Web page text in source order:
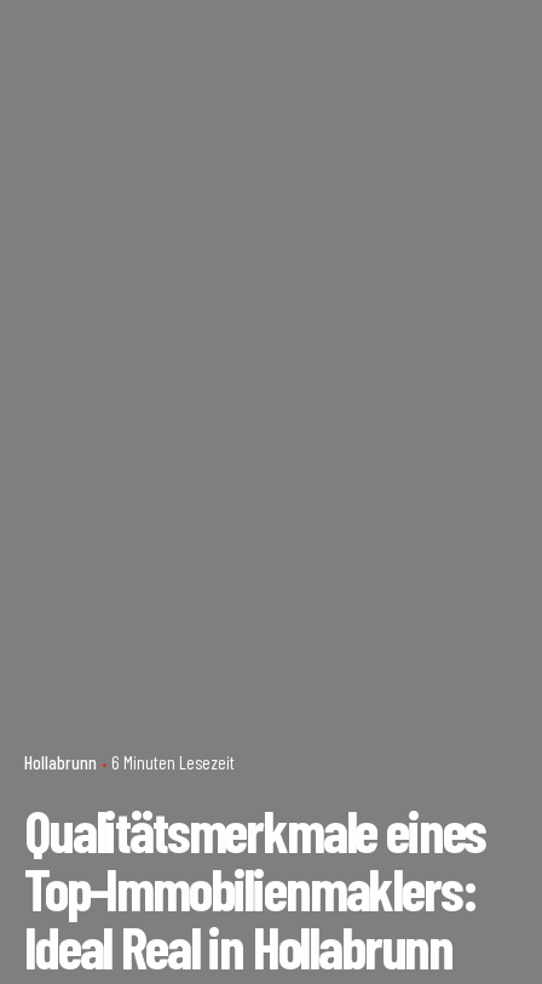
Hollabrunn 6 Minuten Lesezeit
Qualitätsmerkmale eines
Top-Immobilienmaklers:
Ideal Real in Hollabrunn